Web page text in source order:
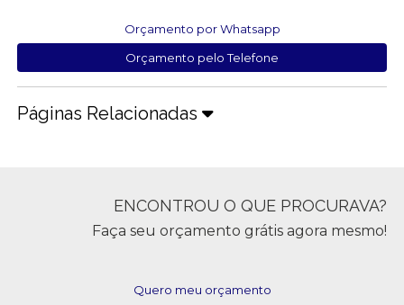
Orçamento por Whatsapp
Orçamento pelo Telefone
Páginas Relacionadas
ENCONTROU O QUE PROCURAVA?
Faça seu orçamento grátis agora mesmo!
Quero meu orçamento